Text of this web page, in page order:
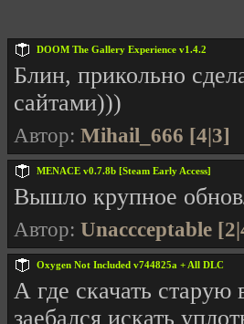
DOOM The Gallery Experience v1.4.2
Блин, прикольно
сайтами)))
Автор: Mihail_666 [4|3]
MENACE v0.7.8b [Steam Early Access]
Вышло крупное
Автор: Unaccceptable
Oxygen Not Included v744825a + All DLC
А где скачать
заебался искать